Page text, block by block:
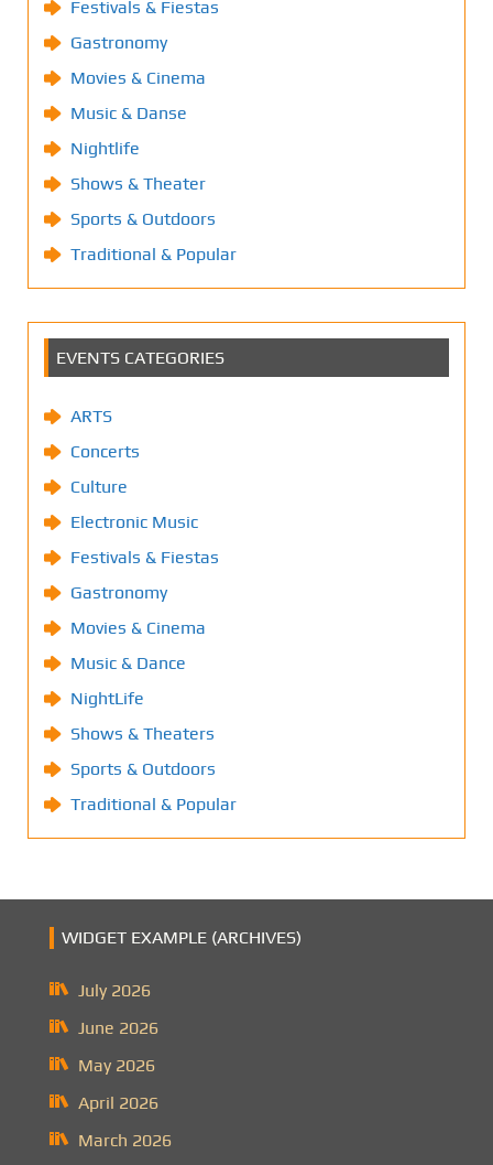
Festivals & Fiestas
Gastronomy
Movies & Cinema
Music & Danse
Nightlife
Shows & Theater
Sports & Outdoors
Traditional & Popular
EVENTS CATEGORIES
ARTS
Concerts
Culture
Electronic Music
Festivals & Fiestas
Gastronomy
Movies & Cinema
Music & Dance
NightLife
Shows & Theaters
Sports & Outdoors
Traditional & Popular
WIDGET EXAMPLE (ARCHIVES)
July 2026
June 2026
May 2026
April 2026
March 2026